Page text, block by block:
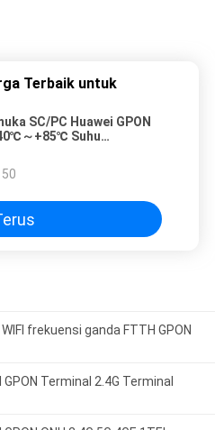
Terbaik untuk
SC/PC Huawei GPON
～+85℃ Suhu
50
frekuensi ganda FTTH GPON
GPON Terminal 2.4G Terminal